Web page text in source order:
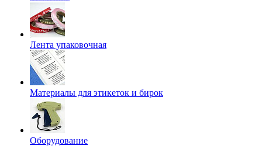
Лента упаковочная
Материалы для этикеток и бирок
Оборудование